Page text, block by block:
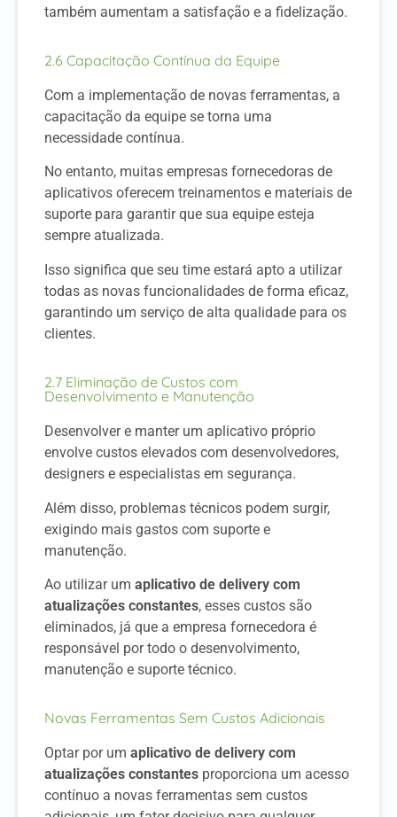
também aumentam a satisfação e a fidelização.
2.6 Capacitação Contínua da Equipe
Com a implementação de novas ferramentas, a
capacitação da equipe se torna uma
necessidade contínua.
No entanto, muitas empresas fornecedoras de
aplicativos oferecem treinamentos e materiais de
suporte para garantir que sua equipe esteja
sempre atualizada.
Isso significa que seu time estará apto a utilizar
todas as novas funcionalidades de forma eficaz,
garantindo um serviço de alta qualidade para os
clientes.
2.7 Eliminação de Custos com
Desenvolvimento e Manutenção
Desenvolver e manter um aplicativo próprio
envolve custos elevados com desenvolvedores,
designers e especialistas em segurança.
Além disso, problemas técnicos podem surgir,
exigindo mais gastos com suporte e
manutenção.
Ao utilizar um aplicativo de delivery com
atualizações constantes, esses custos são
eliminados, já que a empresa fornecedora é
responsável por todo o desenvolvimento,
manutenção e suporte técnico.
Novas Ferramentas Sem Custos Adicionais
Optar por um aplicativo de delivery com
atualizações constantes proporciona um acesso
contínuo a novas ferramentas sem custos